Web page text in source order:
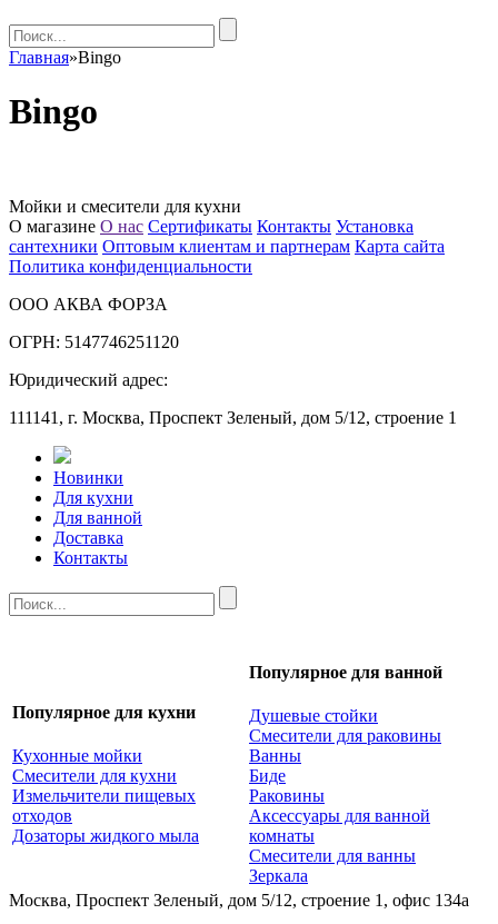
Главная»Bingo
Bingo
Мойки и смесители для кухни
О магазине О нас Сертификаты Контакты Установка
сантехники Оптовым клиентам и партнерам Карта сайта
Политика конфиденциальности
ООО АКВА ФОРЗА
ОГРН: 5147746251120
Юридический адрес:
111141, г. Москва, Проспект Зеленый, дом 5/12, строение 1
Новинки
Для кухни
Для ванной
Доставка
Контакты
Популярное для кухни
Кухонные мойки
Смесители для кухни
Измельчители пищевых
отходов
Дозаторы жидкого мыла
Популярное для ванной
Душевые стойки
Смесители для раковины
Ванны
Биде
Раковины
Аксессуары для ванной
комнаты
Смесители для ванны
Зеркала
Москва, Проспект Зеленый, дом 5/12, строение 1, офис 134а